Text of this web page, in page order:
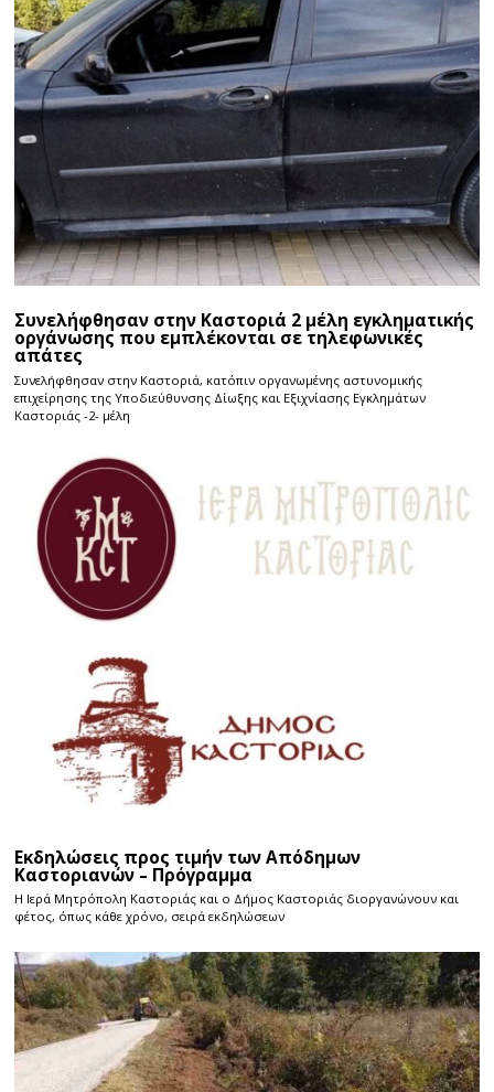
Συνελήφθησαν στην Καστοριά 2 μέλη εγκληματικής
οργάνωσης που εμπλέκονται σε τηλεφωνικές
απάτες
Συνελήφθησαν στην Καστοριά, κατόπιν οργανωμένης αστυνομικής
επιχείρησης της Υποδιεύθυνσης Δίωξης και Εξιχνίασης Εγκλημάτων
Καστοριάς -2- μέλη
Εκδηλώσεις προς τιμήν των Απόδημων
Καστοριανών – Πρόγραμμα
Η Ιερά Μητρόπολη Καστοριάς και ο Δήμος Καστοριάς διοργανώνουν και
φέτος, όπως κάθε χρόνο, σειρά εκδηλώσεων